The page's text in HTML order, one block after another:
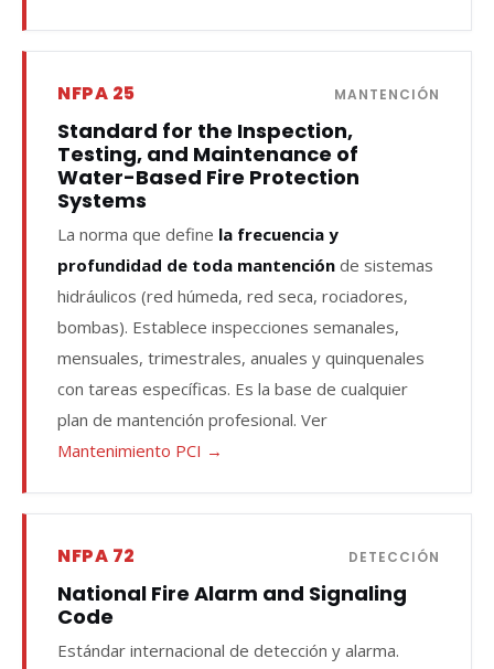
NFPA 25 MANTENCIÓN
Standard for the Inspection,
Testing, and Maintenance of
Water-Based Fire Protection
Systems
La norma que define la frecuencia y
profundidad de toda mantención de sistemas
hidráulicos (red húmeda, red seca, rociadores,
bombas). Establece inspecciones semanales,
mensuales, trimestrales, anuales y quinquenales
con tareas específicas. Es la base de cualquier
plan de mantención profesional. Ver
Mantenimiento PCI →
NFPA 72 DETECCIÓN
National Fire Alarm and Signaling
Code
Estándar internacional de detección y alarma.